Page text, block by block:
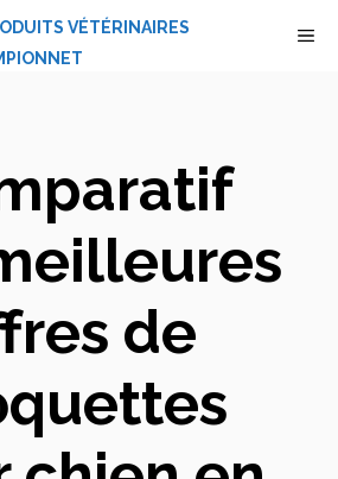
de